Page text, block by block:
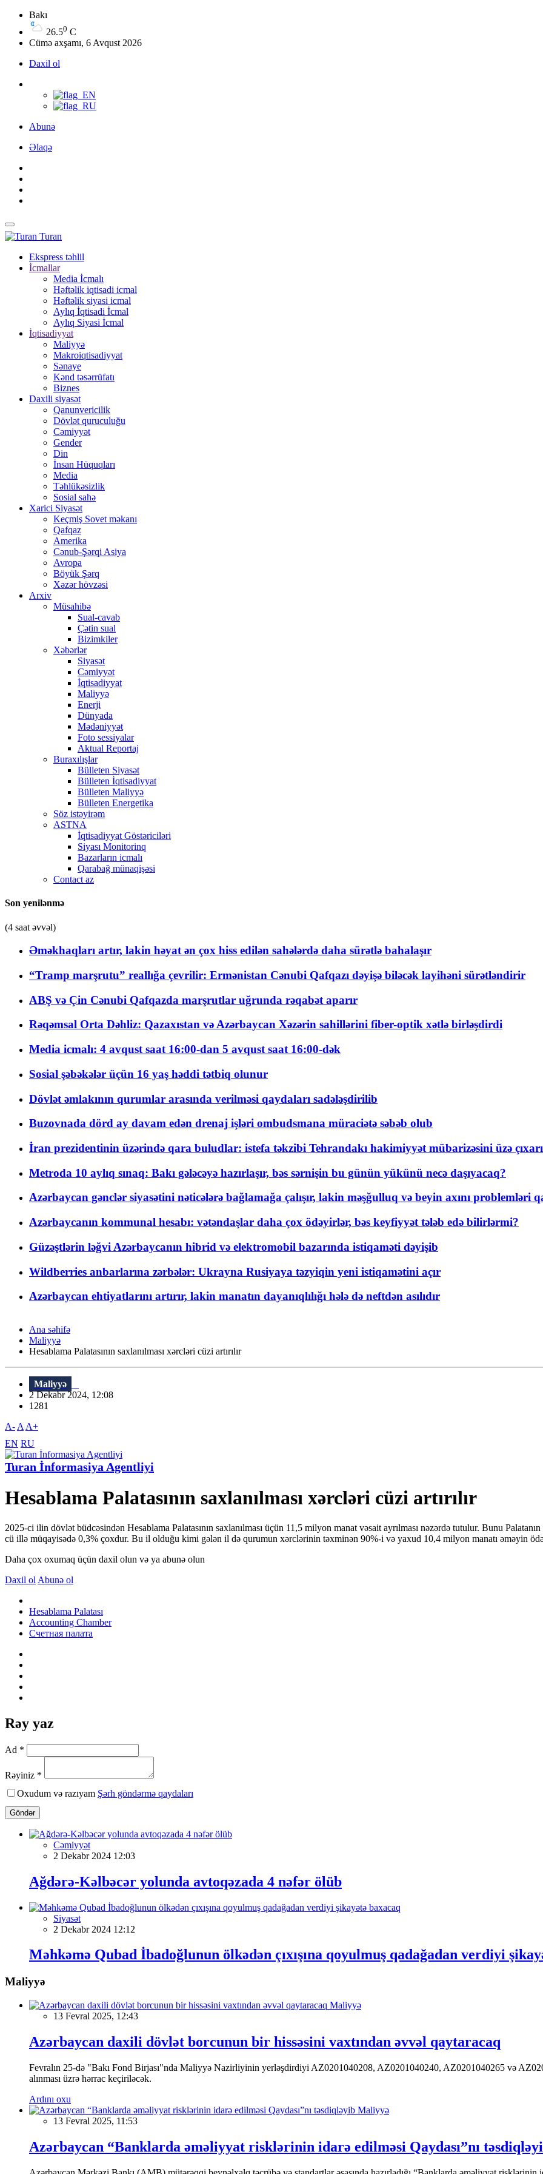
Bakı
26.50 C
Cümə axşamı, 6 Avqust 2026
Daxil ol
Abunə
Əlaqə
Turan
Ekspress təhlil
İcmallar
Media İcmalı
Həftəlik iqtisadi icmal
Həftəlik siyasi icmal
Aylıq İqtisadi İcmal
Aylıq Siyasi İcmal
İqtisadiyyat
Maliyyə
Makroiqtisadiyyat
Sənaye
Kənd təsərrüfatı
Biznes
Daxili siyasət
Qanunvericilik
Dövlət quruculuğu
Cəmiyyət
Gender
Din
İnsan Hüquqları
Media
Təhlükəsizlik
Sosial sahə
Xarici Siyasət
Keçmiş Sovet məkanı
Qafqaz
Amerika
Cənub-Şərqi Asiya
Avropa
Böyük Şərq
Xəzər hövzəsi
Arxiv
Müsahibə
Sual-cavab
Çətin sual
Bizimkiler
Xəbərlər
Siyasət
Cəmiyyət
İqtisadiyyat
Maliyyə
Enerji
Dünyada
Mədəniyyət
Foto sessiyalar
Aktual Reportaj
Buraxılışlar
Bülleten Siyasət
Bülleten İqtisadiyyat
Bülleten Maliyyə
Bülleten Energetika
Söz istəyirəm
ASTNA
İqtisadiyyat Göstəriciləri
Siyası Monitorinq
Bazarların icmalı
Qarabağ münaqişəsi
Contact az
Son yenilənmə
(4 saat əvvəl)
Əməkhaqları artır, lakin həyat ən çox hiss edilən sahələrdə daha sürətlə bahalaşır
“Tramp marşrutu” reallığa çevrilir: Ermənistan Cənubi Qafqazı dəyişə biləcək layihəni sürətləndirir
ABŞ və Çin Cənubi Qafqazda marşrutlar uğrunda rəqabət aparır
Rəqəmsal Orta Dəhliz: Qazaxıstan və Azərbaycan Xəzərin sahillərini fiber-optik xətlə birləşdirdi
Media icmalı: 4 avqust saat 16:00-dan 5 avqust saat 16:00-dək
Sosial şəbəkələr üçün 16 yaş həddi tətbiq olunur
Dövlət əmlakının qurumlar arasında verilməsi qaydaları sadələşdirilib
Buzovnada dörd ay davam edən drenaj işləri ombudsmana müraciətə səbəb olub
İran prezidentinin üzərində qara buludlar: istefa təkzibi Tehrandakı hakimiyyət mübarizəsini üzə
Metroda 10 aylıq sınaq: Bakı gələcəyə hazırlaşır, bəs sərnişin bu günün yükünü necə daşıyacaq?
Azərbaycan gənclər siyasətini nəticələrə bağlamağa çalışır, lakin məşğulluq və beyin axını problemləri
Azərbaycanın kommunal hesabı: vətəndaşlar daha çox ödəyirlər, bəs keyfiyyət tələb edə bilirlərmi?
Güzəştlərin ləğvi Azərbaycanın hibrid və elektromobil bazarında istiqaməti dəyişib
Wildberries anbarlarına zərbələr: Ukrayna Rusiyaya təzyiqin yeni istiqamətini açır
Azərbaycan ehtiyatlarını artırır, lakin manatın dayanıqlılığı hələ də neftdən asılıdır
Ana səhifə
Maliyyə
Hesablama Palatasının saxlanılması xərcləri cüzi artırılır
Maliyyə
2 Dekabr 2024, 12:08
1281
A- A A+
EN RU
Turan İnformasiya Agentliyi
Hesablama Palatasının saxlanılması xərcləri cüzi artırılır
2025-ci ilin dövlət büdcəsindən Hesablama Palatasının saxlanılması üçün 11,5 milyon manat vəsait ayrılması nəzərdə tutulur. Bunu
cü illə müqayisədə 0,3% çoxdur. Bu il olduğu kimi gələn il də qurumun xərclərinin təxminən 90%-i və yaxud 10,4 milyon manatı əməyin
Daha çox oxumaq üçün daxil olun və ya abunə olun
Daxil ol Abunə ol
Hesablama Palatası
Accounting Chamber
Счетная палата
Rəy yaz
Ad *
Rəyiniz *
Oxudum və razıyam Şərh göndərmə qaydaları
Göndər
Cəmiyyət
2 Dekabr 2024 12:03
Ağdərə-Kəlbəcər yolunda avtoqəzada 4 nəfər ölüb
Siyasət
2 Dekabr 2024 12:12
Məhkəmə Qubad İbadoğlunun ölkədən çıxışına qoyulmuş qadağadan verdiyi
Maliyyə
Maliyyə
13 Fevral 2025, 12:43
Azərbaycan daxili dövlət borcunun bir hissəsini vaxtından əvvəl qaytaracaq
Fevralın 25-də "Bakı Fond Birjası"nda Maliyyə Nazirliyinin yerləşdirdiyi AZ0201040208, AZ0201040240, AZ0201040265 və
alınması üzrə hərrac keçiriləcək.
Ardını oxu
Maliyyə
13 Fevral 2025, 11:53
Azərbaycan “Banklarda əməliyyat risklərinin idarə edilməsi Qaydası”nı